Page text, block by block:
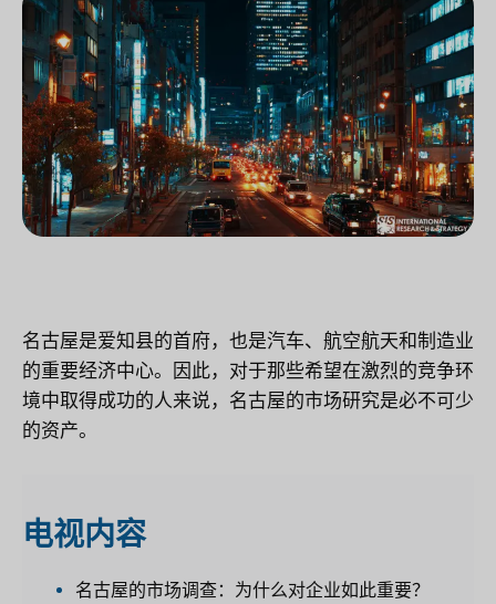
名古屋是爱知县的首府，也是汽车、航空航天和制造业
的重要经济中心。因此，对于那些希望在激烈的竞争环
境中取得成功的人来说，名古屋的市场研究是必不可少
的资产。
电视内容
名古屋的市场调查：为什么对企业如此重要？